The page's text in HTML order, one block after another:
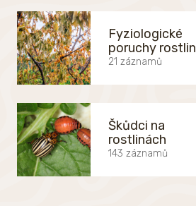
Fyziologické
poruchy rostlin
21 záznamů
Škůdci na
rostlinách
143 záznamů